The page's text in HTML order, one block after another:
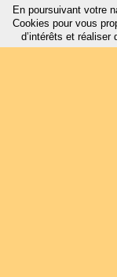
En poursuivant votre
Cookies pour vous
d’intérêts et